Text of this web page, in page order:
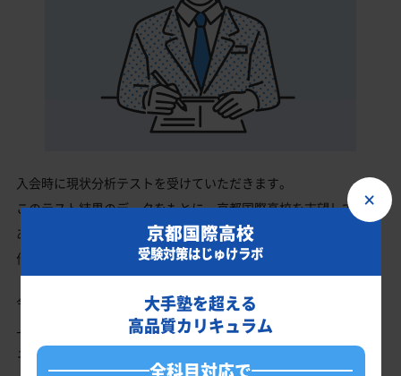
入会時に現状分析テストを受けていただきます。
このテスト結果のデータをもとに、京都国際高校を志望している
あなたに英語・数学・国語・理科・社会の最適なカリキュラムを
作成します。
今の成績・偏差値から京都国際高校の入試で確実に合格最低点以
上を取る、余裕を持って合格点を取るための勉強法、学習スケジ
ュールを明確にします。
×
京都国際高校
受験対策はじゅけラボ
大手塾を超える
高品質カリキュラム
全科目対応で